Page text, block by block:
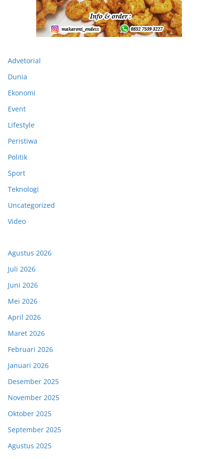
Advetorial
Dunia
Ekonomi
Event
Lifestyle
Peristiwa
Politik
Sport
Teknologi
Uncategorized
Video
Agustus 2026
Juli 2026
Juni 2026
Mei 2026
April 2026
Maret 2026
Februari 2026
Januari 2026
Desember 2025
November 2025
Oktober 2025
September 2025
Agustus 2025